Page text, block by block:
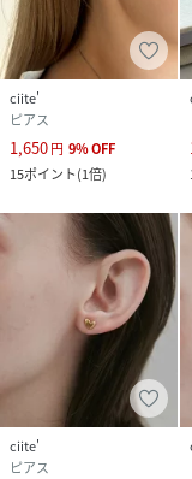
ciite'
ピアス
1,650円 9%OFF
15ポイント(1倍)
ciite'
ピアス